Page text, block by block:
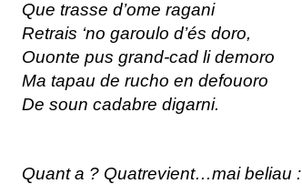
Que trasse d’ome ragani
Retrais ‘no garoulo d’és doro,
Ouonte pus grand-cad li demoro
Ma tapau de rucho en defouoro
De soun cadabre digarni.
Quant a ? Quatrevient…mai beliau :